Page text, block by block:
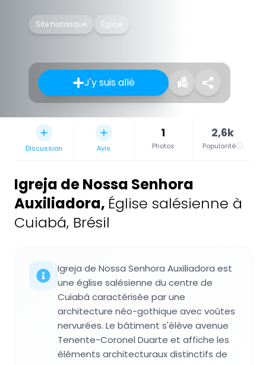
Site historique Église
J'y suis allé
Discussion Avis
1
Photos
2,6k
Popularité
Igreja de Nossa Senhora
Auxiliadora, Église salésienne à
Cuiabá, Brésil
Igreja de Nossa Senhora Auxiliadora est
une église salésienne du centre de
Cuiabá caractérisée par une
architecture néo-gothique avec voûtes
nervurées. Le bâtiment s'élève avenue
Tenente-Coronel Duarte et affiche les
éléments architecturaux distinctifs de